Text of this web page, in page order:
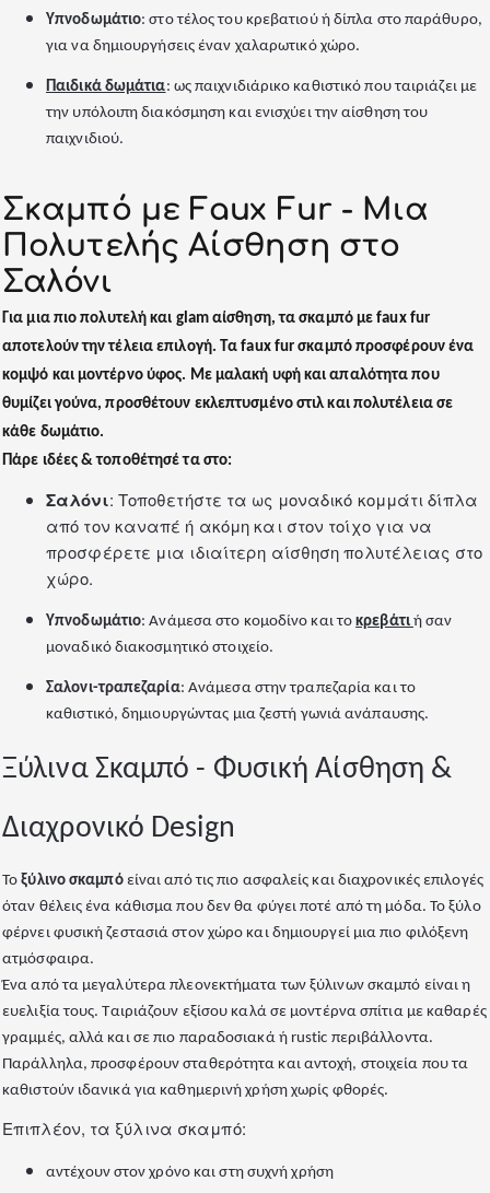
Υπνοδωμάτιο: στο τέλος του κρεβατιού ή δίπλα στο παράθυρο,
για να δημιουργήσεις έναν χαλαρωτικό χώρο.
Παιδικά δωμάτια: ως παιχνιδιάρικο καθιστικό που ταιριάζει με
την υπόλοιπη διακόσμηση και ενισχύει την αίσθηση του
παιχνιδιού.
Σκαμπό με Faux Fur - Μια
Πολυτελής Αίσθηση στο
Σαλόνι
Για μια πιο πολυτελή και glamαίσθηση, τασκαμπό με faux fur
αποτελούν την τέλεια επιλογή. Τα faux fur σκαμπό προσφέρουν ένα
κομψό και μοντέρνο ύφος. Με μαλακή υφή και απαλότητα που
θυμίζει γούνα, προσθέτουν εκλεπτυσμένο στιλκαι πολυτέλειασε
κάθε δωμάτιο.
Πάρε ιδέες & τοποθέτησέ τα στο:
Σαλόνι: Τοποθετήστε τα ως μοναδικό κομμάτι δίπλα
από τον καναπέ ή ακόμη και στον τοίχο για να
προσφέρετε μια ιδιαίτερη αίσθηση πολυτέλειας στο
χώρο.
Υπνοδωμάτιο: Ανάμεσα στο κομοδίνο και τοκρεβάτι ή σαν
μοναδικό διακοσμητικό στοιχείο.
Σαλονι-τραπεζαρία: Ανάμεσα στην τραπεζαρία και το
καθιστικό, δημιουργώντας μια ζεστή γωνιά ανάπαυσης.
Ξύλινα Σκαμπό - Φυσική Αίσθηση &
Διαχρονικό Design
Τοξύλινο σκαμπόείναι από τις πιο ασφαλείς και διαχρονικές επιλογές
όταν θέλεις ένα κάθισμα που δεν θα φύγει ποτέ από τη μόδα. Το ξύλο
φέρνει φυσική ζεστασιά στον χώρο και δημιουργεί μια πιο φιλόξενη
ατμόσφαιρα.
Ένα από τα μεγαλύτερα πλεονεκτήματα των ξύλινων σκαμπό είναι η
ευελιξία τους. Ταιριάζουν εξίσου καλά σε μοντέρνα σπίτια με καθαρές
γραμμές, αλλά και σε πιο παραδοσιακά ή rustic περιβάλλοντα.
Παράλληλα, προσφέρουν σταθερότητα και αντοχή, στοιχεία που τα
καθιστούν ιδανικά για καθημερινή χρήση χωρίς φθορές.
Επιπλέον, τα ξύλινα σκαμπό:
αντέχουν στον χρόνο και στη συχνή χρήση